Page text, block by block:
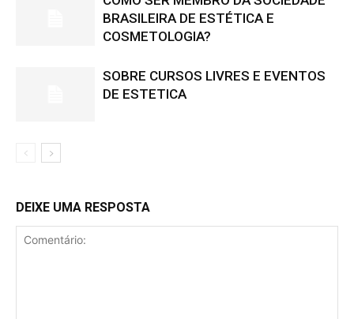
BRASILEIRA DE ESTÉTICA E
COSMETOLOGIA?
SOBRE CURSOS LIVRES E EVENTOS
DE ESTETICA
DEIXE UMA RESPOSTA